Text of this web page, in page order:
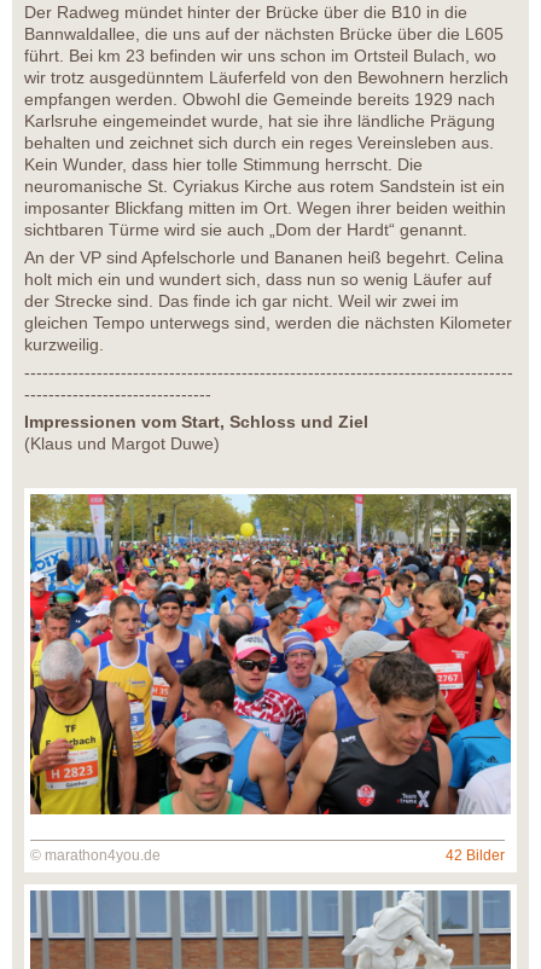
Der Radweg mündet hinter der Brücke über die B10 in die
Bannwaldallee, die uns auf der nächsten Brücke über die L605
führt. Bei km 23 befinden wir uns schon im Ortsteil Bulach, wo
wir trotz ausgedünntem Läuferfeld von den Bewohnern herzlich
empfangen werden. Obwohl die Gemeinde bereits 1929 nach
Karlsruhe eingemeindet wurde, hat sie ihre ländliche Prägung
behalten und zeichnet sich durch ein reges Vereinsleben aus.
Kein Wunder, dass hier tolle Stimmung herrscht. Die
neuromanische St. Cyriakus Kirche aus rotem Sandstein ist ein
imposanter Blickfang mitten im Ort. Wegen ihrer beiden weithin
sichtbaren Türme wird sie auch „Dom der Hardt“ genannt.
An der VP sind Apfelschorle und Bananen heiß begehrt. Celina
holt mich ein und wundert sich, dass nun so wenig Läufer auf
der Strecke sind. Das finde ich gar nicht. Weil wir zwei im
gleichen Tempo unterwegs sind, werden die nächsten Kilometer
kurzweilig.
---------------------------------------------------------------------------------
-------------------------------
Impressionen vom Start, Schloss und Ziel
(Klaus und Margot Duwe)
© marathon4you.de 42 Bilder